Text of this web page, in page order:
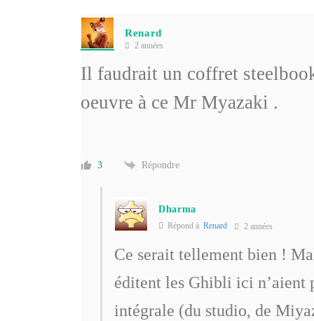
Renard
2 années
Il faudrait un coffret
oeuvre à ce Mr Myazaki .
3 Répondre
Dharma
Répond à Renard 2 années
Ce serait tellement bien !
éditent les Ghibli ici n’aient
intégrale (du studio, de